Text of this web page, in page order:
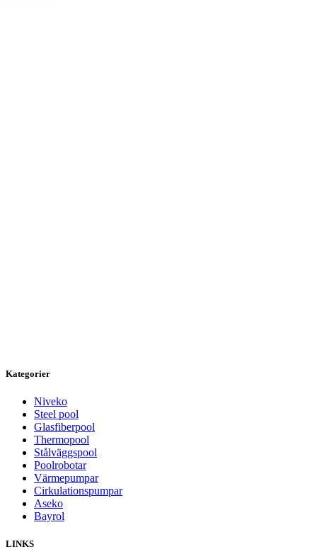
Kategorier
Niveko
Steel pool
Glasfiberpool
Thermopool
Stålväggspool
Poolrobotar
Värmepumpar
Cirkulationspumpar
Aseko
Bayrol
LINKS